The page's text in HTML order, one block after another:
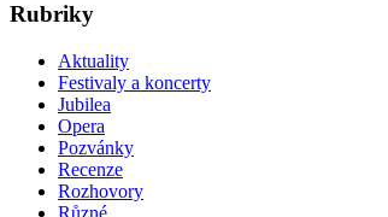
Rubriky
Aktuality
Festivaly a koncerty
Jubilea
Opera
Pozvánky
Recenze
Rozhovory
Různé